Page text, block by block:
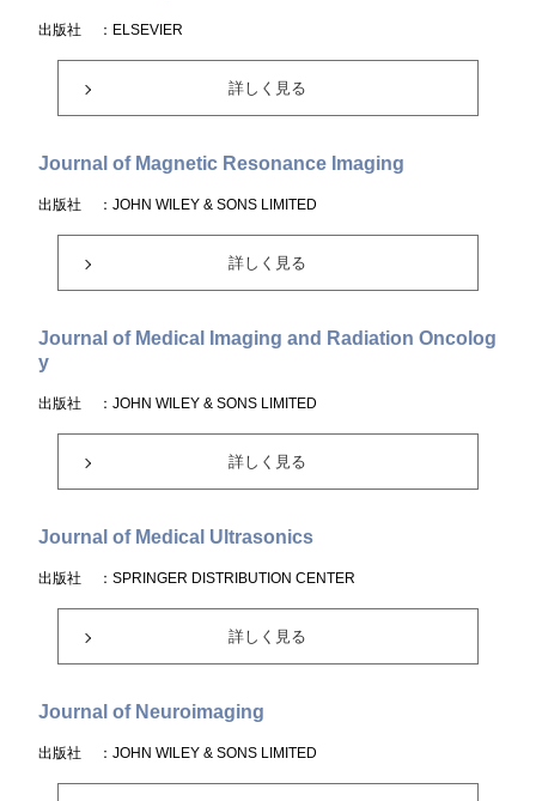
出版社 ：ELSEVIER
詳しく見る
Journal of Magnetic Resonance Imaging
出版社 ：JOHN WILEY & SONS LIMITED
詳しく見る
Journal of Medical Imaging and Radiation Oncolog
y
出版社 ：JOHN WILEY & SONS LIMITED
詳しく見る
Journal of Medical Ultrasonics
出版社 ：SPRINGER DISTRIBUTION CENTER
詳しく見る
Journal of Neuroimaging
出版社 ：JOHN WILEY & SONS LIMITED